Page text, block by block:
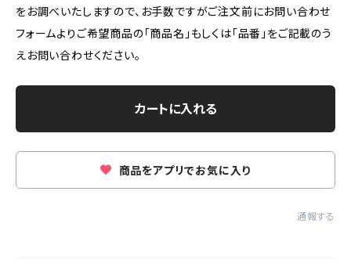
をお調べいたしますので、お手数ですがご注文前にお問い合わせ
フォームよりご希望商品の「商品名」もしくは「品番」をご記載のう
えお問い合わせください。
カートに入れる
商品をアプリでお気に入り
通報する